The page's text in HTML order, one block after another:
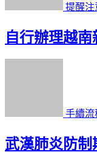
提醒注
自行辦理越
手續流
武漢肺炎防